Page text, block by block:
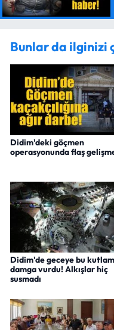
Bunlar da ilginizi
Didim'deki göçmen
operasyonunda flaş
Didim'de geceye bu
damga vurdu! Alkışlar hiç
susmadı